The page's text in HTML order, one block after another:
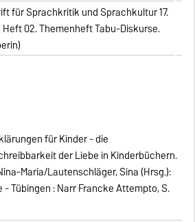
für Sprachkritik und Sprachkultur 17.
02. Themenheft Tabu-Diskurse.
für Kinder - die
der Liebe in Kinderbüchern.
Maria/Lautenschläger, Sina (Hrsg.):
- Tübingen : Narr Francke Attempto, S.